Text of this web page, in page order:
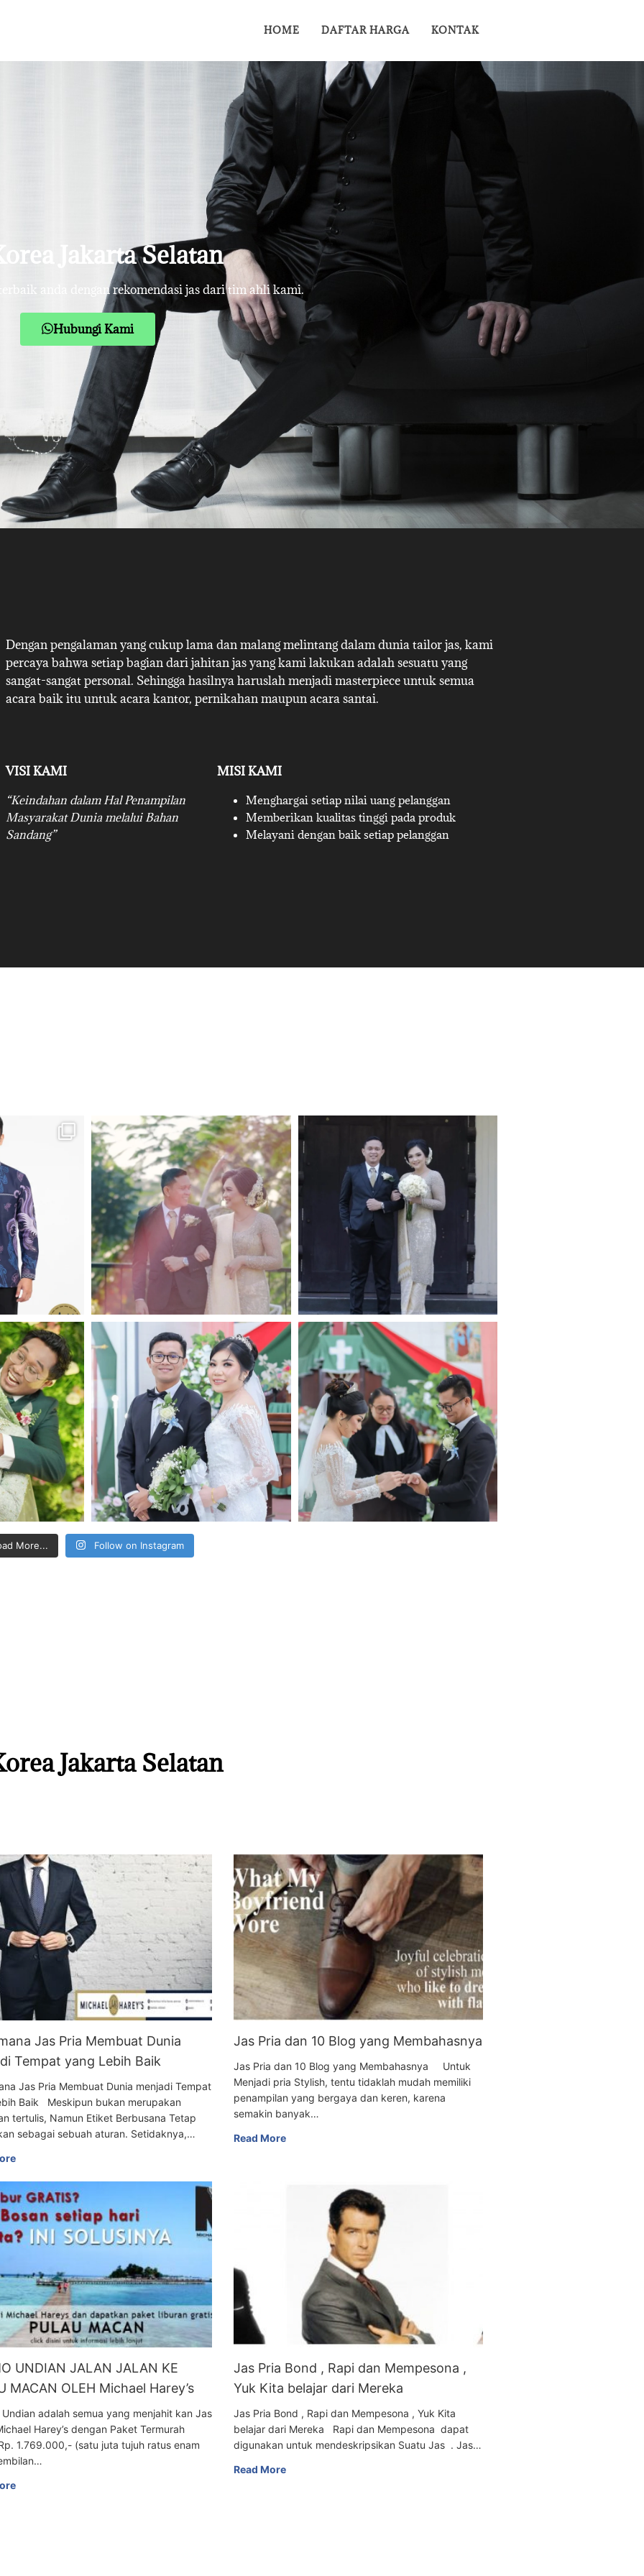
HOME DAFTAR HARGA KONTAK
Jakarta Selatan
anda dengan rekomendasi jas dari tim ahli kami.
Hubungi Kami
Dengan pengalaman yang cukup lama dan malang melintang dalam dunia tailor jas, kami
percaya bahwa setiap bagian dari jahitan jas yang kami lakukan adalah sesuatu yang
sangat-sangat personal. Sehingga hasilnya haruslah menjadi masterpiece untuk semua
acara baik itu untuk acara kantor, pernikahan maupun acara santai.
VISI KAMI
“Keindahan dalam Hal Penampilan
Masyarakat Dunia melalui Bahan
Sandang”
MISI KAMI
Menghargai setiap nilai uang pelanggan
Memberikan kualitas tinggi pada produk
Melayani dengan baik setiap pelanggan
More... Follow on Instagram
Jakarta Selatan
Jas Pria Membuat Dunia
Tempat yang Lebih Baik
Jas Pria Membuat Dunia menjadi Tempat
Baik Meskipun bukan merupakan
tertulis, Namun Etiket Berbusana Tetap
sebagai sebuah aturan. Setidaknya,…
Jas Pria dan 10 Blog yang Membahasnya
Jas Pria dan 10 Blog yang Membahasnya Untuk
Menjadi pria Stylish, tentu tidaklah mudah memiliki
penampilan yang bergaya dan keren, karena
semakin banyak…
Read More
UNDIAN JALAN JALAN KE
MACAN OLEH Michael Harey’s
adalah semua yang menjahit kan Jas
Harey’s dengan Paket Termurah
1.769.000,- (satu juta tujuh ratus enam
Jas Pria Bond , Rapi dan Mempesona ,
Yuk Kita belajar dari Mereka
Jas Pria Bond , Rapi dan Mempesona , Yuk Kita
belajar dari Mereka Rapi dan Mempesona dapat
digunakan untuk mendeskripsikan Suatu Jas . Jas…
Read More